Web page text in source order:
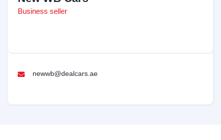
Business seller
newwb@dealcars.ae